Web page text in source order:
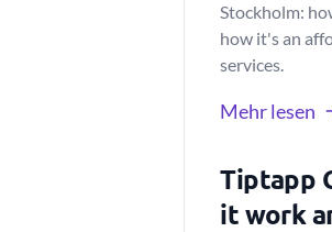
Stockholm:
how it's an
services.
Mehr lesen
Tiptapp
it work